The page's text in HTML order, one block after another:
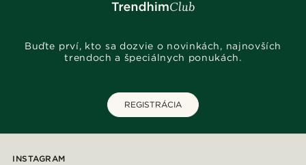
Buďte prví, kto sa dozvie o novinkách, najnovších
trendoch a špeciálnych ponukách.
REGISTRÁCIA
INSTAGRAM